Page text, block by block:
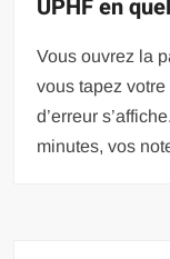
UPHF en
Vous ouvrez la
vous tapez
d’erreur
minutes, vos